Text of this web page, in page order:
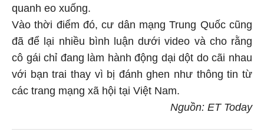
quanh eo xuống.
Vào thời điểm đó, cư dân mạng Trung Quốc cũng
đã để lại nhiều bình luận dưới video và cho rằng
cô gái chỉ đang làm hành động dại dột do cãi nhau
với bạn trai thay vì bị đánh ghen như thông tin từ
các trang mạng xã hội tại Việt Nam.
Nguồn: ET Today